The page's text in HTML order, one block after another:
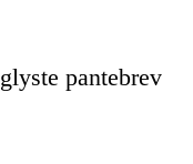
pantebrev